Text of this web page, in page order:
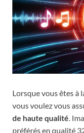
Lorsque vous êtes à
vous voulez vous
de haute qualité .
préférés en qualité